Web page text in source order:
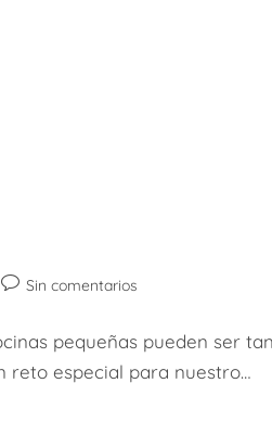
Comentarios
entrada:
Sin comentarios
pequeñas pueden ser
reto especial para nuestro…